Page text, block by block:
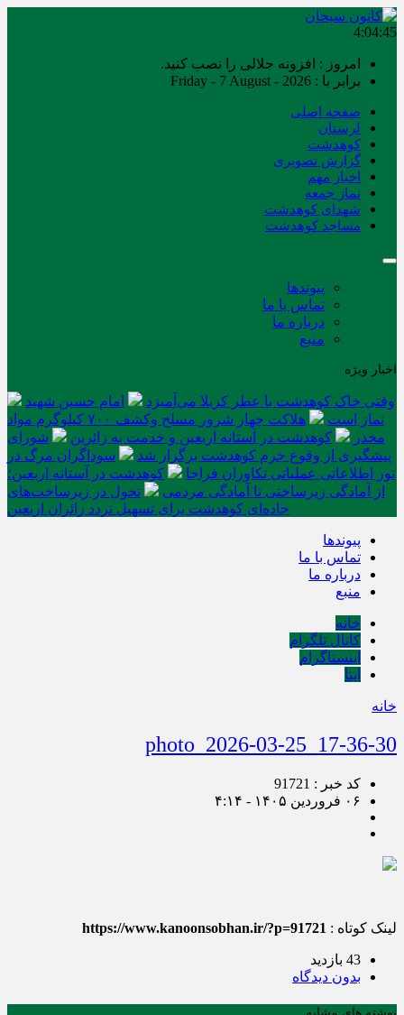
4:04:45
امروز : افزونه جلالی را نصب کنید.
برابر با : Friday - 7 August - 2026
صفحه اصلی
لرستان
کوهدشت
گزارش تصویری
اخبار مهم
نماز جمعه
شهدای کوهدشت
مساجد کوهدشت
پیوندها
تماس با ما
درباره ما
منبع
اخبار ویژه
وقتی خاک کوهدشت با عطر کربلا می‌آمیزد
امام حسین شهید
نماز است
هلاکت چهار شرور مسلح وکشف ۷۰۰ کیلوگرم مواد
مخدر
کوهدشت در آستانه اربعین و خدمت‌ به زائرین
شورای
پیشگیری از وقوع جرم کوهدشت برگزار شد
سوداگران مرگ در
تور اطلاعاتی عملیاتی تکاوران فراجا
کوهدشت در آستانه اربعین؛
از آمادگی زیرساختی تا آمادگی مردمی
تحول در زیرساخت‌های
جاده‌ای کوهدشت برای تسهیل تردد زائران اربعین
پیوندها
تماس با ما
درباره ما
منبع
خانه
کانال تلگرام
اینستاگرام
ایتا
خانه
photo_2026-03-25_17-36-30
کد خبر : 91721
۰۶ فروردین ۱۴۰۵ - ۴:۱۴
لینک کوتاه : https://www.kanoonsobhan.ir/?p=91721
43 بازدید
بدون دیدگاه